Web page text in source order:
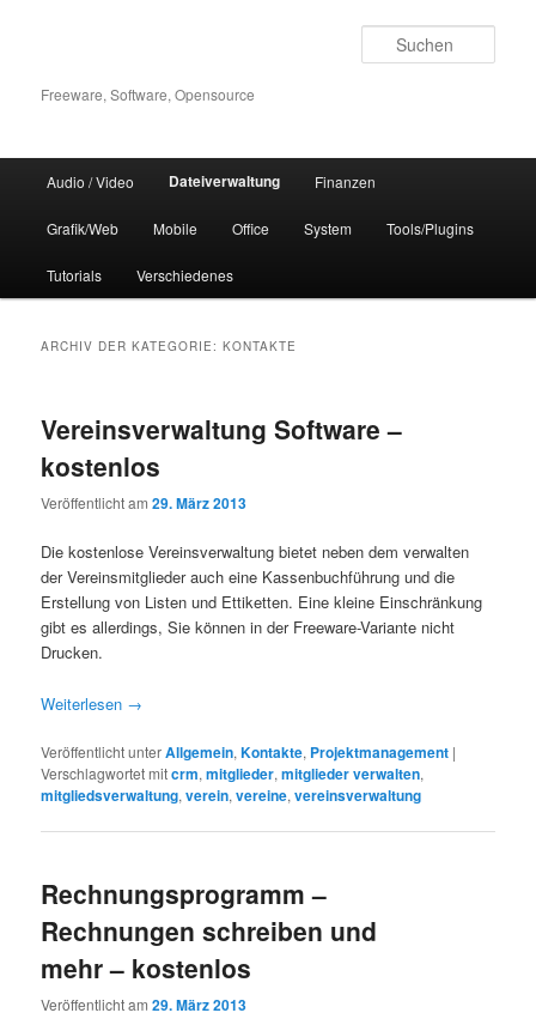
wechselnFreeware, Software, Opensource
Audio / Video Dateiverwaltung Finanzen
Grafik/Web Mobile Office System Tools/Plugins
Tutorials Verschiedenes
ARCHIV DER KATEGORIE:KONTAKTE
Vereinsverwaltung Software –
kostenlos
Veröffentlicht am29. März 2013
Die kostenlose Vereinsverwaltung bietet neben dem verwalten
der Vereinsmitglieder auch eine Kassenbuchführung und die
Erstellung von Listen und Ettiketten. Eine kleine Einschränkung
gibt es allerdings, Sie können in der Freeware-Variante nicht
Drucken.
Weiterlesen →
Veröffentlicht unterAllgemein,Kontakte, Projektmanagement |
Verschlagwortet mitcrm,mitglieder,mitglieder verwalten,
mitgliedsverwaltung,verein,vereine,vereinsverwaltung
Rechnungsprogramm –
Rechnungen schreiben und
mehr – kostenlos
Veröffentlicht am29. März 2013